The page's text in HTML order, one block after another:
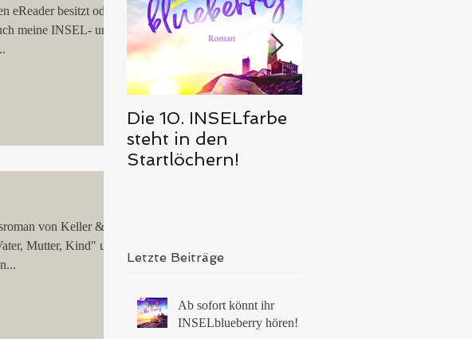
eReader besitzt oder
meine INSEL- und
von Keller &
Mutter, Kind" und
Die 10. INSELfarbe
steht in den
Startlöchern!
Letzte Beiträge
Ab sofort könnt ihr
INSELblueberry hören!